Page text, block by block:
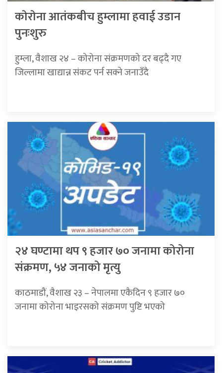
काेराेना आतंकबीच हुम्लामा हवाई उडान
पुनःशुरु
हुम्ला, वैशाख २४ – कोरोना संक्रमणको दर बढ्दै गए
जिल्लामा खाद्यान्न संकट पर्न सक्ने जनाउँदै
२४ घण्टामा थप ९ हजार ७० जनामा कोरोना
संक्रमण, ५४ जनाको मृत्यु
काठमाडौं, वैशाख २३ – नेपालमा एकैदिन ९ हजार ७०
जनामा कोरोना भाइरसको संक्रमण पुष्टि भएको